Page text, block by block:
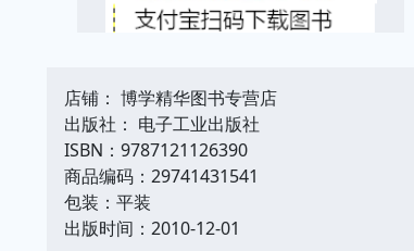
店铺： 博学精华图书专营店
出版社： 电子工业出版社
ISBN：9787121126390
商品编码：29741431541
包装：平装
出版时间：2010-12-01